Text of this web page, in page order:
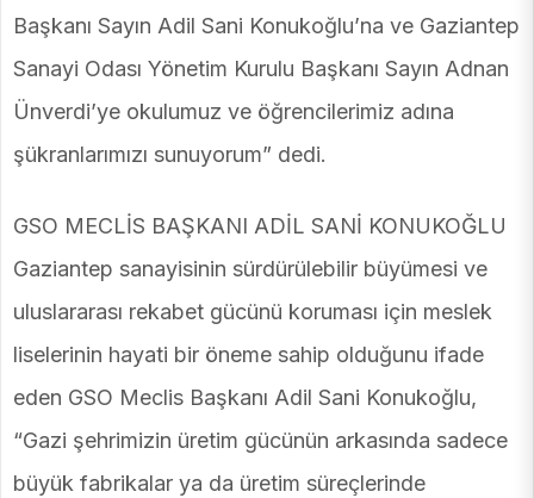
Başkanı Sayın Adil Sani Konukoğlu’na ve Gaziantep
Sanayi Odası Yönetim Kurulu Başkanı Sayın Adnan
Ünverdi’ye okulumuz ve öğrencilerimiz adına
şükranlarımızı sunuyorum” dedi.
GSO MECLİS BAŞKANI ADİL SANİ KONUKOĞLU
Gaziantep sanayisinin sürdürülebilir büyümesi ve
uluslararası rekabet gücünü koruması için meslek
liselerinin hayati bir öneme sahip olduğunu ifade
eden GSO Meclis Başkanı Adil Sani Konukoğlu,
“Gazi şehrimizin üretim gücünün arkasında sadece
büyük fabrikalar ya da üretim süreçlerinde